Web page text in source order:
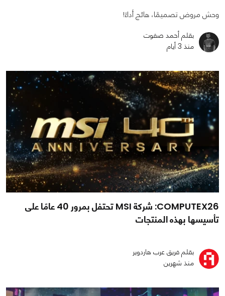
وحش مروض تصميمًا، هائج أداءً!
بقلم أحمد صفوت
منذ 3 أيام
COMPUTEX26: شركة MSI تحتفل بمرور 40 عامًا على
تأسيسها بهذه المنتجات
بقلم فريق عرب هاردوير
منذ شهرين